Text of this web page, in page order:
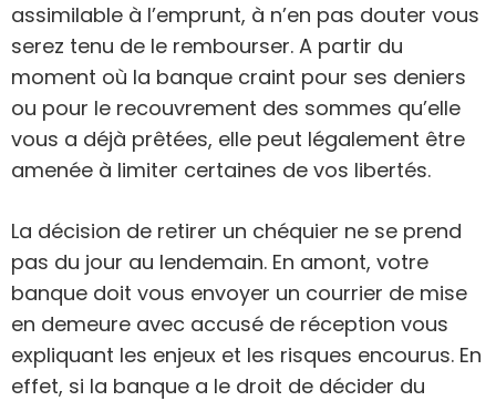
assimilable à l’emprunt, à n’en pas douter vous
serez tenu de le rembourser. A partir du
moment où la banque craint pour ses deniers
ou pour le recouvrement des sommes qu’elle
vous a déjà prêtées, elle peut légalement être
amenée à limiter certaines de vos libertés.
La décision de retirer un chéquier ne se prend
pas du jour au lendemain. En amont, votre
banque doit vous envoyer un courrier de mise
en demeure avec accusé de réception vous
expliquant les enjeux et les risques encourus. En
effet, si la banque a le droit de décider du